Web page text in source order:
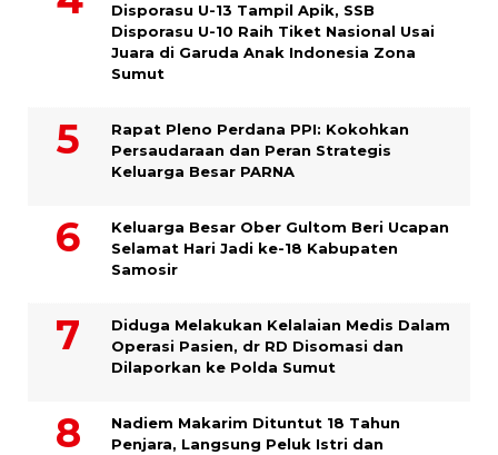
Disporasu U-13 Tampil Apik, SSB
Disporasu U-10 Raih Tiket Nasional Usai
Juara di Garuda Anak Indonesia Zona
Sumut
Rapat Pleno Perdana PPI: Kokohkan
Persaudaraan dan Peran Strategis
Keluarga Besar PARNA
Keluarga Besar Ober Gultom Beri Ucapan
Selamat Hari Jadi ke-18 Kabupaten
Samosir
Diduga Melakukan Kelalaian Medis Dalam
Operasi Pasien, dr RD Disomasi dan
Dilaporkan ke Polda Sumut
​Nadiem Makarim Dituntut 18 Tahun
Penjara, Langsung Peluk Istri dan